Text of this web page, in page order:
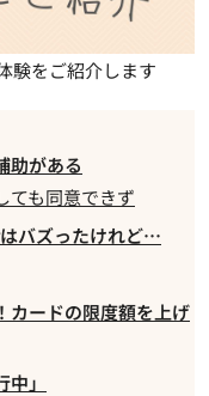
験をご紹介します
助がある
ても同意できず
バズったけれど…
カードの限度額を上げ
」